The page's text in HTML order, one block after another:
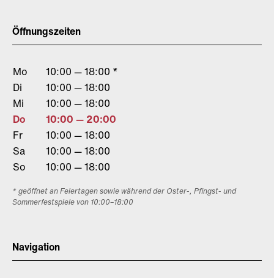
Öffnungszeiten
Mo
10:00 — 18:00 *
Di
10:00 — 18:00
Mi
10:00 — 18:00
Do
10:00 — 20:00
Fr
10:00 — 18:00
Sa
10:00 — 18:00
So
10:00 — 18:00
* geöffnet an Feiertagen sowie während der Oster-, Pfingst- und
Sommerfestspiele von 10:00–18:00
Navigation